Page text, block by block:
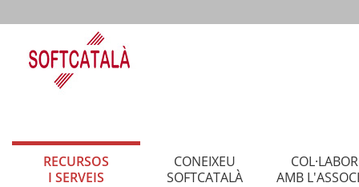
RECURSOS
I SERVEIS
CONEIXEU
SOFTCATALÀ
AMB